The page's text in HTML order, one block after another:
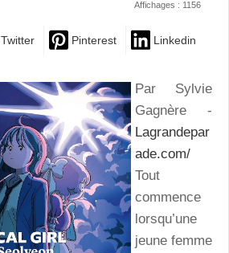
Affichages : 1156
Twitter Pinterest Linkedin
Par Sylvie
Gagnère -
Lagrandepar
ade.com/
Tout
commence
lorsqu’une
jeune femme